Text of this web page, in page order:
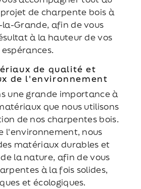
de charpente bois à
Grande, afin de vous
à la hauteur de vos
espérances.
de qualité et
de l'environnement
une grande importance à
que nous utilisons
de nos charpentes bois.
l'environnement, nous
matériaux durables et
la nature, afin de vous
à la fois solides,
et écologiques.